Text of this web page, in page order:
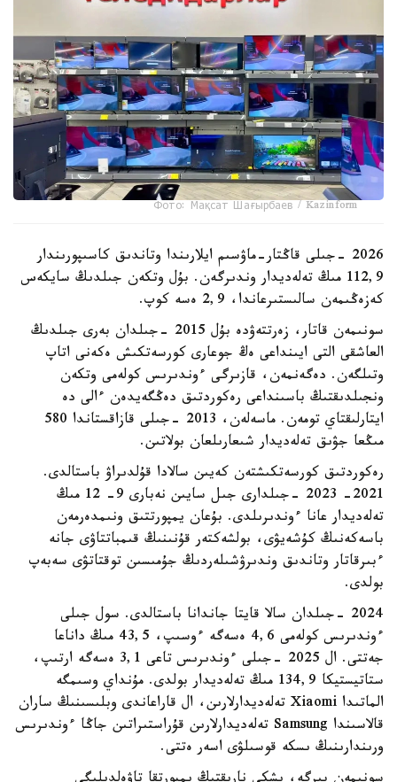
Фото: Мақсат Шағырбаев / Kazinform
2026 -جىلى قاڭتار-ماۋسىم ايلارىندا وتاندىق كاسىپورىندار
112,9 مىڭ تەلەديدار وندىرگەن. بۇل وتكەن جىلدىڭ سايكەس
كەزەڭىمەن سالىستىرعاندا، 2,9 ەسە كوپ.
سونىمەن قاتار، زەرتتەۋدە بۇل 2015 -جىلدان بەرى جىلدىڭ
العاشقى التى ايىنداعى ەڭ جوعارى كورسەتكىش ەكەنى اتاپ
وتىلگەن. دەگەنمەن، قازىرگى ءوندىرىس كولەمى وتكەن
ونجىلدىقتىڭ باسىنداعى رەكوردتىق دەڭگەيدەن ءالى دە
ايتارلىقتاي تومەن. ماسەلەن، 2013 -جىلى قازاقستاندا 580
مىڭعا جۋىق تەلەديدار شىعارىلعان بولاتىن.
رەكوردتىق كورسەتكىشتەن كەيىن سالادا قۇلدىراۋ باستالدى.
2021- 2023 -جىلدارى جىل سايىن نەبارى 9- 12 مىڭ
تەلەديدار عانا ءوندىرىلدى. بۇعان يمپورتتىق ونىمدەرمەن
باسەكەنىڭ كۇشەيۋى، بولشەكتەر قۇنىنىڭ قىمباتتاۋى جانە
ءبىرقاتار وتاندىق وندىرۋشىلەردىڭ جۇمىسىن توقتاتۋى سەبەپ
بولدى.
2024 -جىلدان سالا قايتا جاندانا باستالدى. سول جىلى
ءوندىرىس كولەمى 4,6 ەسەگە ءوسىپ، 43,5 مىڭ داناعا
جەتتى. ال 2025 -جىلى ءوندىرىس تاعى 3,1 ەسەگە ارتىپ،
ستاتيستيكا 134,9 مىڭ تەلەديدار بولدى. مۇنداي وسىمگە
الماتىدا Xiaomi تەلەديدارلارىن، ال قاراعاندى وبلىسىنىڭ ساران
قالاسىندا Samsung تەلەديدارلارىن قۇراستىراتىن جاڭا ءوندىرىس
ورىندارىنىڭ ىسكە قوسىلۋى اسەر ەتتى.